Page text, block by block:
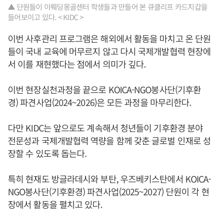
▲ 단원들이 이뤠딩몽골센터 학생들과 만들어 본 큐클리프 카드지갑을
들어보이고 있다. < KIDC >
이번 사후관리 프로그램은 해외에서 활동을 마치고 온 단원
들이 국내 교육에 머무르지 않고 다시 국제개발협력 현장에
서 이를 재현했다는 점에서 의미가 깊다.
이번 현장실천과정을 끝으로 KOICA-NGO봉사단(기후환
경) 파견사업(2024~2026)은 모든 과정을 마무리한다.
다만 KIDC는 앞으로도 계속해서 청년들이 기후환경 분야
전문성과 국제개발협력 역량을 함께 갖춘 글로벌 인재로 성
장할 수 있도록 돕는다.
특히 현재도 방글라데시와 부탄, 우즈베키스탄에서 KOICA-
NGO봉사단(기후환경) 파견사업(2025~2027) 단원이 각 현
장에서 활동을 펼치고 있다.